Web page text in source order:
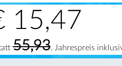
15,47
55,93. Jahrespreis